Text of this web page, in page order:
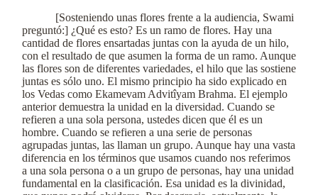
[Sosteniendo unas flores frente a la audiencia, Swami
preguntó:] ¿Qué es esto? Es un ramo de flores. Hay una
cantidad de flores ensartadas juntas con la ayuda de un hilo,
con el resultado de que asumen la forma de un ramo. Aunque
las flores son de diferentes variedades, el hilo que las sostiene
juntas es sólo uno. El mismo principio ha sido explicado en
los Vedas como Ekamevam Advitîyam Brahma. El ejemplo
anterior demuestra la unidad en la diversidad. Cuando se
refieren a una sola persona, ustedes dicen que él es un
hombre. Cuando se refieren a una serie de personas
agrupadas juntas, las llaman un grupo. Aunque hay una vasta
diferencia en los términos que usamos cuando nos referimos
a una sola persona o a un grupo de personas, hay una unidad
fundamental en la clasificación. Esa unidad es la divinidad,